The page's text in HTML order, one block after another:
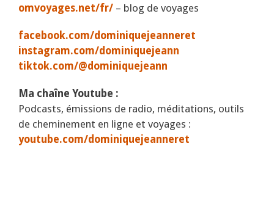
omvoyages.net/fr/ – blog de voyages
facebook.com/dominiquejeanneret
instagram.com/dominiquejeann
tiktok.com/@dominiquejeann
Ma chaîne Youtube :
Podcasts, émissions de radio, méditations, outils
de cheminement en ligne et voyages :
youtube.com/dominiquejeanneret